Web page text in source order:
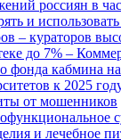
россиян в
и
кураторов
до 7% –
фонда кабмина
к 2025
от мошенников
и лечебное